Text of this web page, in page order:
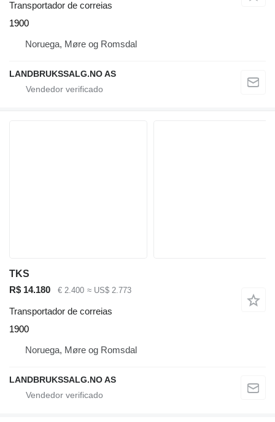
Transportador de correias
1900
Noruega, Møre og Romsdal
LANDBRUKSSALG.NO AS
TKS
R$ 14.180
€ 2.400 ≈ US$ 2.773
Transportador de correias
1900
Noruega, Møre og Romsdal
LANDBRUKSSALG.NO AS